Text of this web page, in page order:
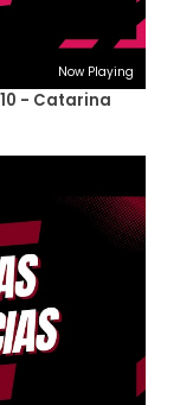
Now Playing
- Catarina